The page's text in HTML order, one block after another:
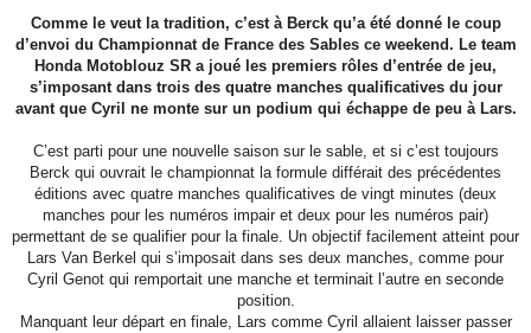
Comme le veut la tradition, c’est à Berck qu’a été donné le coup
d’envoi du Championnat de France des Sables ce weekend. Le team
Honda Motoblouz SR a joué les premiers rôles d’entrée de jeu,
s’imposant dans trois des quatre manches qualificatives du jour
avant que Cyril ne monte sur un podium qui échappe de peu à Lars.
C’est parti pour une nouvelle saison sur le sable, et si c’est toujours
Berck qui ouvrait le championnat la formule différait des précédentes
éditions avec quatre manches qualificatives de vingt minutes (deux
manches pour les numéros impair et deux pour les numéros pair)
permettant de se qualifier pour la finale. Un objectif facilement atteint pour
Lars Van Berkel qui s’imposait dans ses deux manches, comme pour
Cyril Genot qui remportait une manche et terminait l’autre en seconde
position.
Manquant leur départ en finale, Lars comme Cyril allaient laisser passer